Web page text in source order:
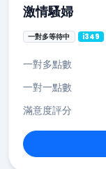
激情騷婦
一對多等待中 i349
一對多點數
一對一點數
滿意度評分